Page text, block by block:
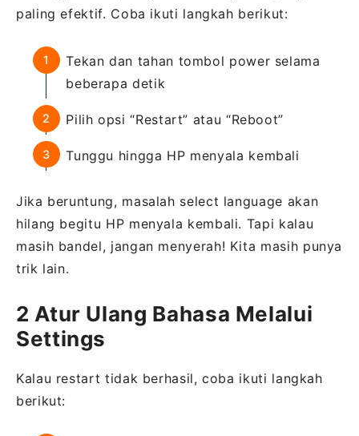
paling efektif. Coba ikuti langkah berikut:
Tekan dan tahan tombol power selama
beberapa detik
Pilih opsi “Restart” atau “Reboot”
Tunggu hingga HP menyala kembali
Jika beruntung, masalah select language akan
hilang begitu HP menyala kembali. Tapi kalau
masih bandel, jangan menyerah! Kita masih punya
trik lain.
2 Atur Ulang Bahasa Melalui
Settings
Kalau restart tidak berhasil, coba ikuti langkah
berikut: